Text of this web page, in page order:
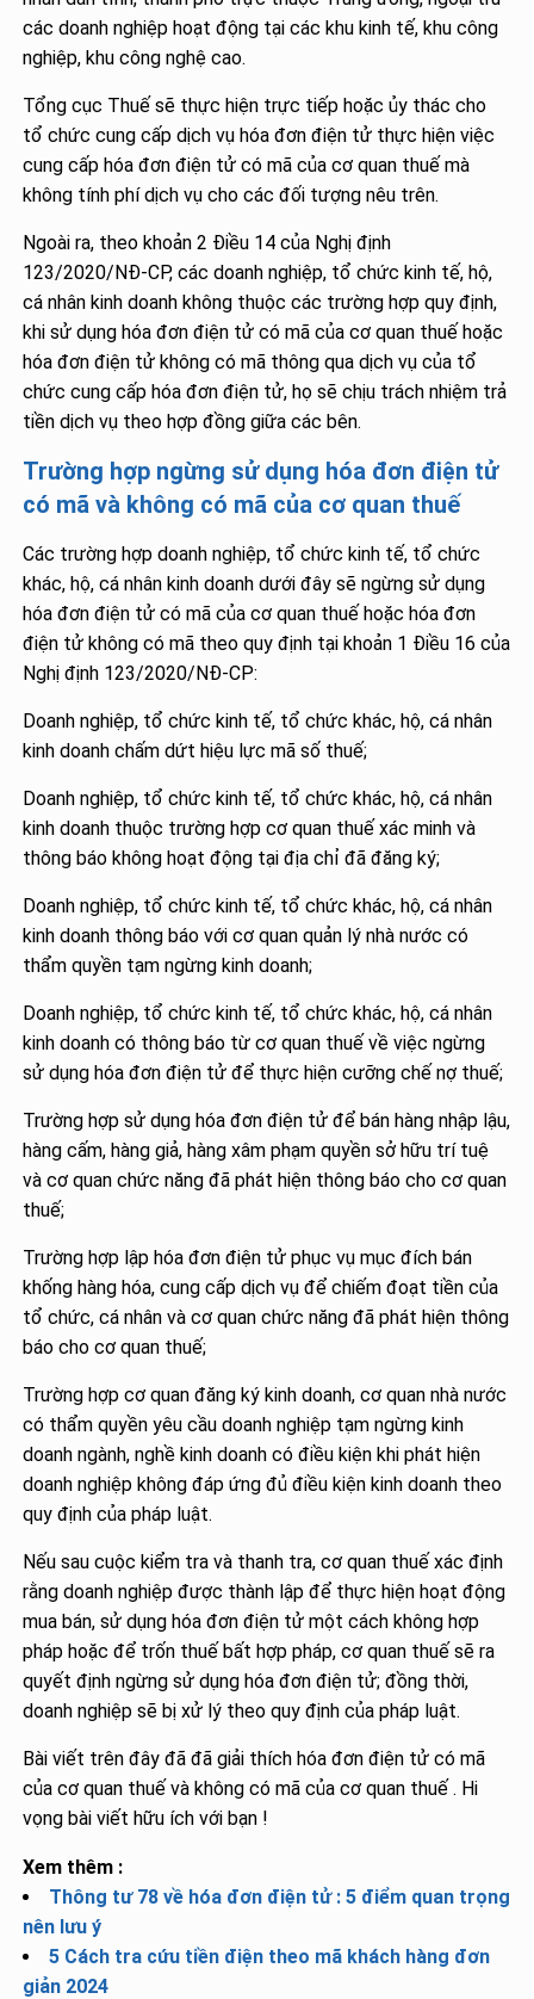
các doanh nghiệp hoạt động tại các khu kinh tế, khu công
nghiệp, khu công nghệ cao.
Tổng cục Thuế sẽ thực hiện trực tiếp hoặc ủy thác cho
tổ chức cung cấp dịch vụ hóa đơn điện tử thực hiện việc
cung cấp hóa đơn điện tử có mã của cơ quan thuế mà
không tính phí dịch vụ cho các đối tượng nêu trên.
Ngoài ra, theo khoản 2 Điều 14 của Nghị định
123/2020/NĐ-CP, các doanh nghiệp, tổ chức kinh tế, hộ,
cá nhân kinh doanh không thuộc các trường hợp quy định,
khi sử dụng hóa đơn điện tử có mã của cơ quan thuế hoặc
hóa đơn điện tử không có mã thông qua dịch vụ của tổ
chức cung cấp hóa đơn điện tử, họ sẽ chịu trách nhiệm trả
tiền dịch vụ theo hợp đồng giữa các bên.
Trường hợp ngừng sử dụng hóa đơn điện tử
có mã và không có mã của cơ quan thuế
Các trường hợp doanh nghiệp, tổ chức kinh tế, tổ chức
khác, hộ, cá nhân kinh doanh dưới đây sẽ ngừng sử dụng
hóa đơn điện tử có mã của cơ quan thuế hoặc hóa đơn
điện tử không có mã theo quy định tại khoản 1 Điều 16 của
Nghị định 123/2020/NĐ-CP:
Doanh nghiệp, tổ chức kinh tế, tổ chức khác, hộ, cá nhân
kinh doanh chấm dứt hiệu lực mã số thuế;
Doanh nghiệp, tổ chức kinh tế, tổ chức khác, hộ, cá nhân
kinh doanh thuộc trường hợp cơ quan thuế xác minh và
thông báo không hoạt động tại địa chỉ đã đăng ký;
Doanh nghiệp, tổ chức kinh tế, tổ chức khác, hộ, cá nhân
kinh doanh thông báo với cơ quan quản lý nhà nước có
thẩm quyền tạm ngừng kinh doanh;
Doanh nghiệp, tổ chức kinh tế, tổ chức khác, hộ, cá nhân
kinh doanh có thông báo từ cơ quan thuế về việc ngừng
sử dụng hóa đơn điện tử để thực hiện cưỡng chế nợ thuế;
Trường hợp sử dụng hóa đơn điện tử để bán hàng nhập lậu,
hàng cấm, hàng giả, hàng xâm phạm quyền sở hữu trí tuệ
và cơ quan chức năng đã phát hiện thông báo cho cơ quan
thuế;
Trường hợp lập hóa đơn điện tử phục vụ mục đích bán
khống hàng hóa, cung cấp dịch vụ để chiếm đoạt tiền của
tổ chức, cá nhân và cơ quan chức năng đã phát hiện thông
báo cho cơ quan thuế;
Trường hợp cơ quan đăng ký kinh doanh, cơ quan nhà nước
có thẩm quyền yêu cầu doanh nghiệp tạm ngừng kinh
doanh ngành, nghề kinh doanh có điều kiện khi phát hiện
doanh nghiệp không đáp ứng đủ điều kiện kinh doanh theo
quy định của pháp luật.
Nếu sau cuộc kiểm tra và thanh tra, cơ quan thuế xác định
rằng doanh nghiệp được thành lập để thực hiện hoạt động
mua bán, sử dụng hóa đơn điện tử một cách không hợp
pháp hoặc để trốn thuế bất hợp pháp, cơ quan thuế sẽ ra
quyết định ngừng sử dụng hóa đơn điện tử; đồng thời,
doanh nghiệp sẽ bị xử lý theo quy định của pháp luật.
Bài viết trên đây đã đã giải thích hóa đơn điện tử có mã
của cơ quan thuế và không có mã của cơ quan thuế . Hi
vọng bài viết hữu ích với bạn !
Xem thêm :
Thông tư 78 về hóa đơn điện tử : 5 điểm quan trọng
nên lưu ý
5 Cách tra cứu tiền điện theo mã khách hàng đơn
giản 2024